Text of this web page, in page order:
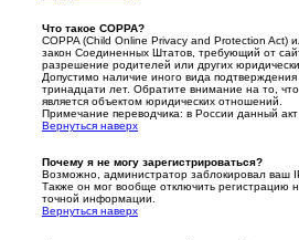
Что такое COPPA?
COPPA (Child Online Privacy and Protection
закон Соединенных Штатов, требующий от
разрешение родителей или других
Допустимо наличие иного вида
тринадцати лет. Обратите внимание на то,
является объектом юридических отношений.
Примечание переводчика: в России данный
Вернуться наверх
Почему я не могу зарегистрироваться?
Возможно, администратор заблокировал ваш
Также он мог вообще отключить регистрацию
точной информации.
Вернуться наверх